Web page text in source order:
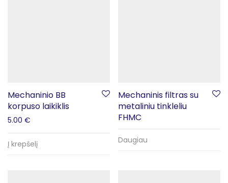
Mechaninio BB
korpuso laikiklis
5.00 €
Į krepšelį
Mechaninis filtras su
metaliniu tinkleliu
FHMC
Daugiau